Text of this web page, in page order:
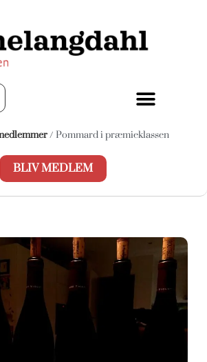
/ Pommard i præmieklassen
BLIV MEDLEM